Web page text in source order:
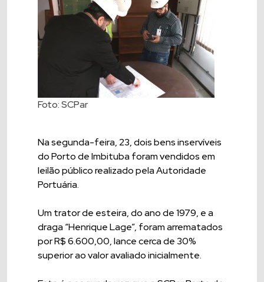
Foto: SCPar
Na segunda-feira, 23, dois bens inservíveis
do Porto de Imbituba foram vendidos em
leilão público realizado pela Autoridade
Portuária.
Um trator de esteira, do ano de 1979, e a
draga “Henrique Lage”, foram arrematados
por R$ 6.600,00, lance cerca de 30%
superior ao valor avaliado inicialmente.